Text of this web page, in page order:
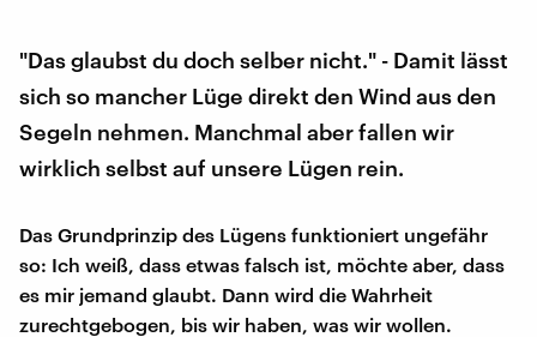
"Das glaubst du doch selber nicht." - Damit lässt
sich so mancher Lüge direkt den Wind aus den
Segeln nehmen. Manchmal aber fallen wir
wirklich selbst auf unsere Lügen rein.
Das Grundprinzip des Lügens funktioniert ungefähr
so: Ich weiß, dass etwas falsch ist, möchte aber, dass
es mir jemand glaubt. Dann wird die Wahrheit
zurechtgebogen, bis wir haben, was wir wollen.